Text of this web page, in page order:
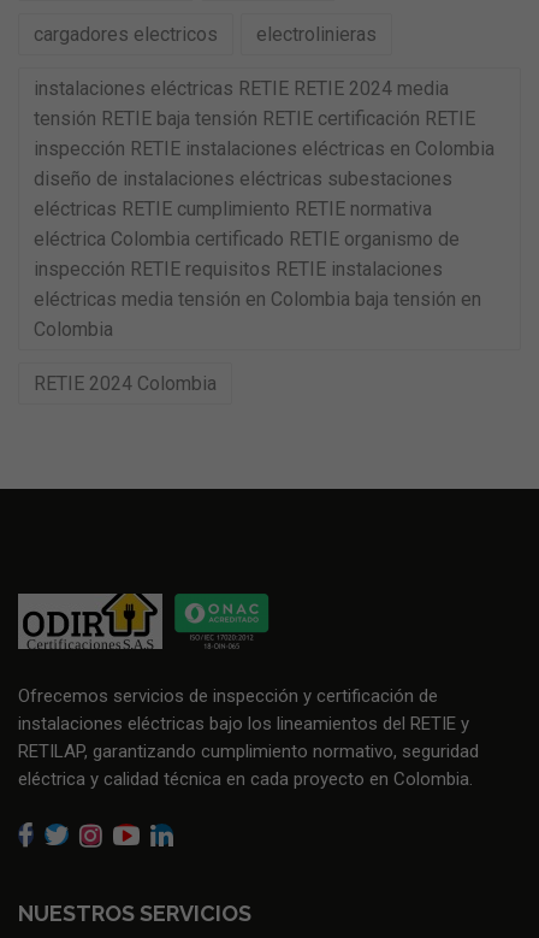
cargadores electricos electrolinieras
instalaciones eléctricas RETIE RETIE 2024 media
tensión RETIE baja tensión RETIE certificación RETIE
inspección RETIE instalaciones eléctricas en Colombia
diseño de instalaciones eléctricas subestaciones
eléctricas RETIE cumplimiento RETIE normativa
eléctrica Colombia certificado RETIE organismo de
inspección RETIE requisitos RETIE instalaciones
eléctricas media tensión en Colombia baja tensión en
Colombia
RETIE 2024 Colombia
Ofrecemos servicios de inspección y certificación de
instalaciones eléctricas bajo los lineamientos del RETIE y
RETILAP, garantizando cumplimiento normativo, seguridad
eléctrica y calidad técnica en cada proyecto en Colombia.
NUESTROS SERVICIOS